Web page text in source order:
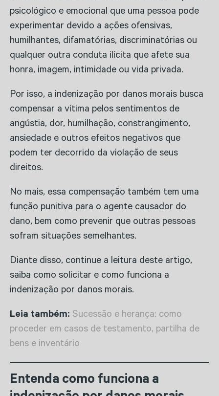
psicológico e emocional que uma pessoa pode
experimentar devido a ações ofensivas,
humilhantes, difamatórias, discriminatórias ou
qualquer outra conduta ilícita que afete sua
honra, imagem, intimidade ou vida privada.
Por isso, a indenização por danos morais busca
compensar a vítima pelos sentimentos de
angústia, dor, humilhação, constrangimento,
ansiedade e outros efeitos negativos que
podem ter decorrido da violação de seus
direitos.
No mais, essa compensação também tem uma
função punitiva para o agente causador do
dano, bem como prevenir que outras pessoas
sofram situações semelhantes.
Diante disso, continue a leitura deste artigo,
saiba como solicitar e como funciona a
indenização por danos morais.
Leia também: Sucessão e herança: como
proceder em casos de testamento, partilha de
bens e inventário
Entenda como funciona a